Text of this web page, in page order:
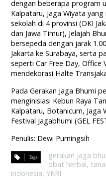
dengan beberapa program
Kalpataru, Jaga Wiyata
sekolah di 4 provinsi (DKI
dan Jawa Timur), Jelajah
bersepeda dengan jarak
Jakarta ke Surabaya, serta
seperti Car Free Day, Office
mendekorasi Halte
Pada Gerakan Jaga Bhumi
menginisiasi Kebun Raya
Kalpataru, Botanicum, Jaga
Festival Jagabhumi (GEL
Penulis: Dewi Purningsih
gerakan jaga
obat herbal,
indonesia, YKRI